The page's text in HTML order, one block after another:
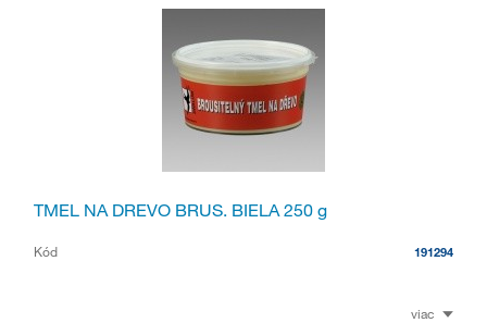
TMEL NA DREVO BRUS. BIELA 250 g
Kód 191294
viac